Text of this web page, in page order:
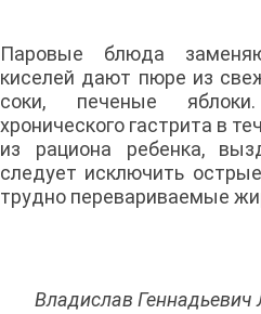
Паровые блюда
киселей дают пюре из
соки, печеные
хронического гастрита в
из рациона ребенка,
следует исключить
трудно перевариваемые
Владислав